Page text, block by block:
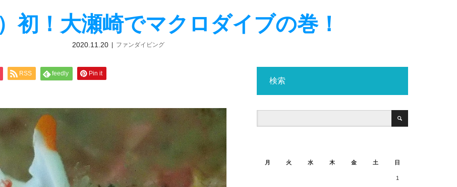
初！大瀬崎でマクロダイブの巻！
2020.11.20 ファンダイビング
RSS feedly Pin it
検索
月
火 水 木 金 土 日
1